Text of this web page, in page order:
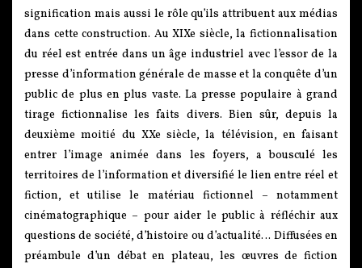
signification mais aussi le rôle qu’ils attribuent aux médias
dans cette construction. Au XIXe siècle, la fictionnalisation
du réel est entrée dans un âge industriel avec l’essor de la
presse d’information générale de masse et la conquête d’un
public de plus en plus vaste. La presse populaire à grand
tirage fictionnalise les faits divers. Bien sûr, depuis la
deuxième moitié du XXe siècle, la télévision, en faisant
entrer l’image animée dans les foyers, a bousculé les
territoires de l’information et diversifié le lien entre réel et
fiction, et utilise le matériau fictionnel – notamment
cinématographique – pour aider le public à réfléchir aux
questions de société, d’histoire ou d’actualité… Diffusées en
préambule d’un débat en plateau, les œuvres de fiction